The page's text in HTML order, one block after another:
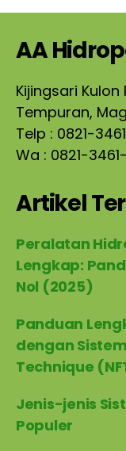
AA
Kijingsari
Tempuran,
Telp : 0821-
Wa : 0821-
Artikel
Peralatan
Lengkap:
Nol (2025)
Panduan
dengan
Technique
Jenis-jenis
Populer